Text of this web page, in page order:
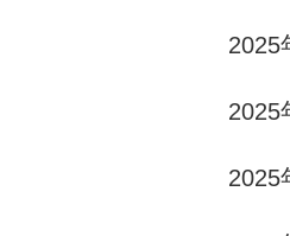
2025
2025
2025